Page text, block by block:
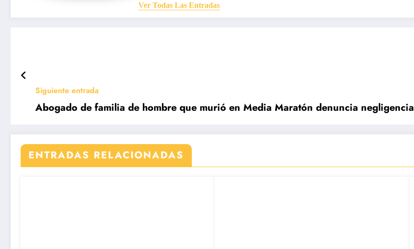
Ver Todas Las Entradas
Siguiente entrada
Abogado de familia de hombre que murió en Media Maratón denuncia negligencia
ENTRADAS RELACIONADAS